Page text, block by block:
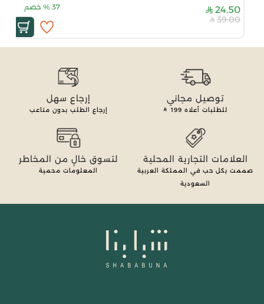
24.50
37
% خصم
39.00
توصيل مجاني
للطلبات أعلاه 199
إرجاع سهل
إرجاع الطلب بدون متاعب
العلامات التجارية المحلية
صممت بكل حب في المملكة العربية
السعودية
لتسوق خالٍ من المخاطر
المعلومات محمية